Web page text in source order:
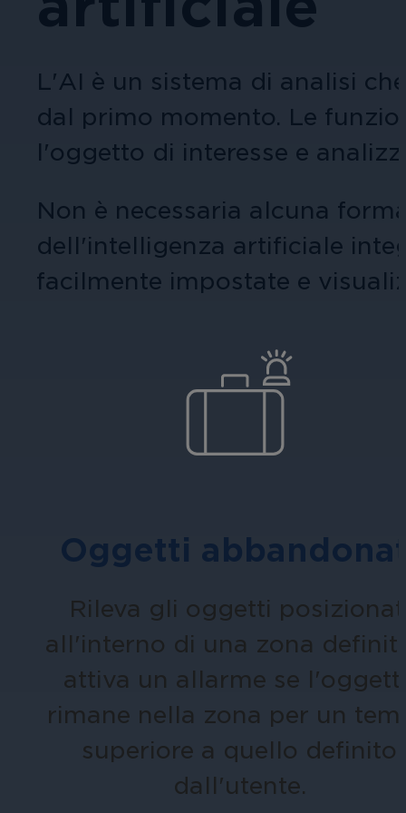
amministrazione, siti turistici ed
Proteggi personale, pazienti e
sicura.
Istruzione
Ospitalità
Migliorate la sicurezza degli ospiti,
della vostra struttura.
Affidati a immagini nitide e sicure
Queste esercitazioni forniscono
aziendali.
Altre soluzioni integrate
Necessiti di una soluzione per
L'AI è un sistema di analisi
dal primo momento. Le
l'oggetto di interesse e
Non è necessaria alcuna
dell'intelligenza artificiale
facilmente impostate e
Oggetti
Rileva gli oggetti
all'interno di una zona
attiva un allarme se
rimane nella zona per un
superiore a quello definito
dall'utente.